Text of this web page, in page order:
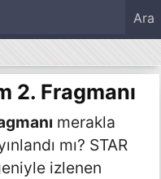
Ara
2. Fragmanı
merakla
mı? STAR
izlenen